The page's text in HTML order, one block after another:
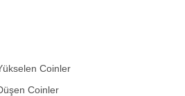
Coinler
Coinler